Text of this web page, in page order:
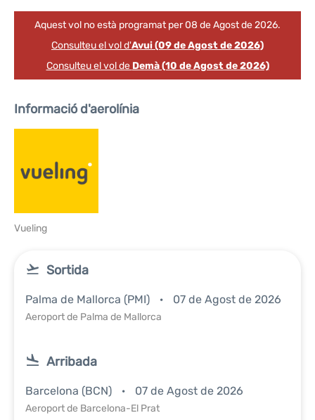
Aquest vol no està programat per 08 de Agost de 2026.
Consulteu el vol d'Avui (09 de Agost de 2026)
Consulteu el vol de Demà (10 de Agost de 2026)
Informació d'aerolínia
Vueling
Sortida
Palma de Mallorca (PMI) 07 de Agost de 2026
Aeroport de Palma de Mallorca
Arribada
Barcelona (BCN) 07 de Agost de 2026
Aeroport de Barcelona-El Prat